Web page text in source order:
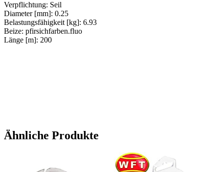
Verpflichtung: Seil
Diameter [mm]: 0.25
Belastungsfähigkeit [kg]: 6.93
Beize: pfirsichfarben.fluo
Länge [m]: 200
Ähnliche Produkte